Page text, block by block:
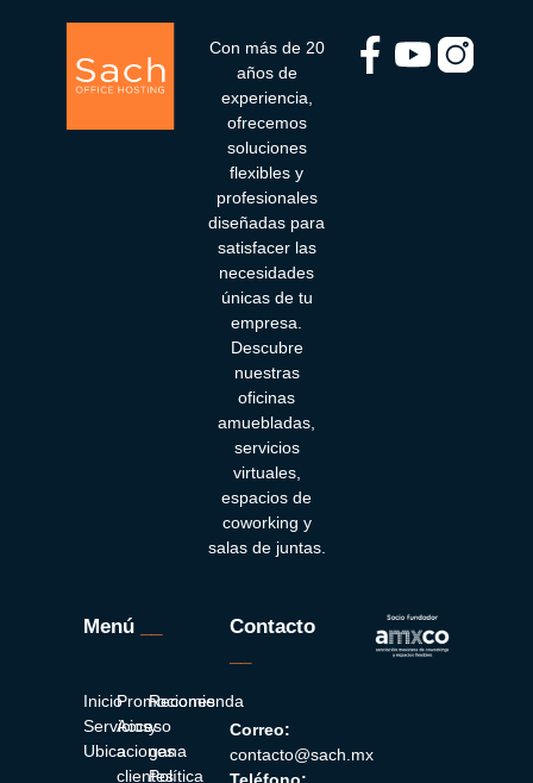
Con más de 20
años de
experiencia,
ofrecemos
soluciones
flexibles y
profesionales
diseñadas para
satisfacer las
necesidades
únicas de tu
empresa.
Descubre
nuestras
oficinas
amuebladas,
servicios
virtuales,
espacios de
coworking y
salas de juntas.
Menú
Inicio
Servicios
Ubicaciones
Promociones
Acceso
a
clientes
Recomienda
y
gana
Política
Contacto
Correo:
contacto@sach.mx